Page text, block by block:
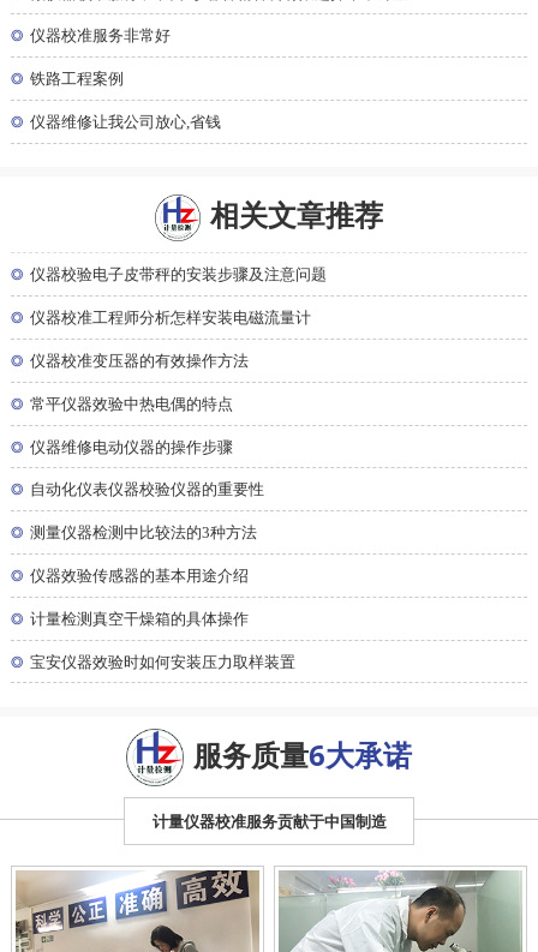
◎ 仪器校准服务非常好
◎ 铁路工程案例
◎ 仪器维修让我公司放心,省钱
相关文章推荐
◎ 仪器校验电子皮带秤的安装步骤及注意问题
◎ 仪器校准工程师分析怎样安装电磁流量计
◎ 仪器校准变压器的有效操作方法
◎ 常平仪器效验中热电偶的特点
◎ 仪器维修电动仪器的操作步骤
◎ 自动化仪表仪器校验仪器的重要性
◎ 测量仪器检测中比较法的3种方法
◎ 仪器效验传感器的基本用途介绍
◎ 计量检测真空干燥箱的具体操作
◎ 宝安仪器效验时如何安装压力取样装置
服务质量6大承诺
计量仪器校准服务贡献于中国制造